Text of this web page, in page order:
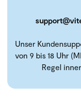
Unser
von 9 bis 18 Uhr
Regel